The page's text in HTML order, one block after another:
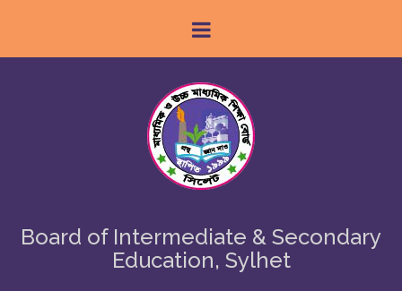
Board of Intermediate & Secondary
Education, Sylhet